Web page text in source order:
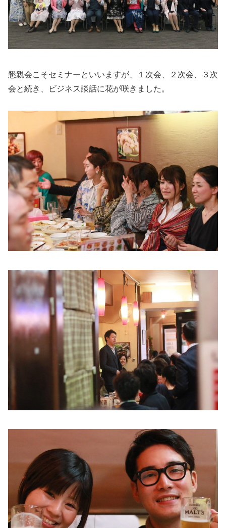
懇親会こそセミナーといいますが、１次会、２次会、３次
会と続き、ビジネス談話に花が咲きました。